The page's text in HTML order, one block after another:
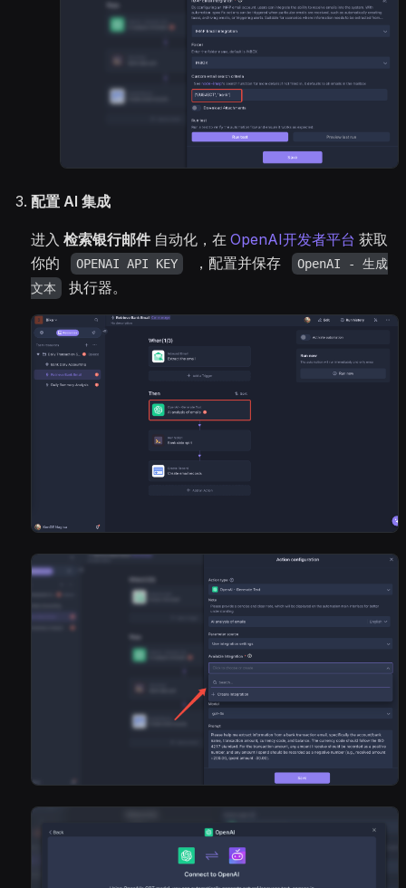
配置 AI 集成
进入 检索银行邮件自动化，在 OpenAI开发者平台 获取
你的
OPENAI API KEY ，配置并保存
OpenAI - 生成
文本
执行器。